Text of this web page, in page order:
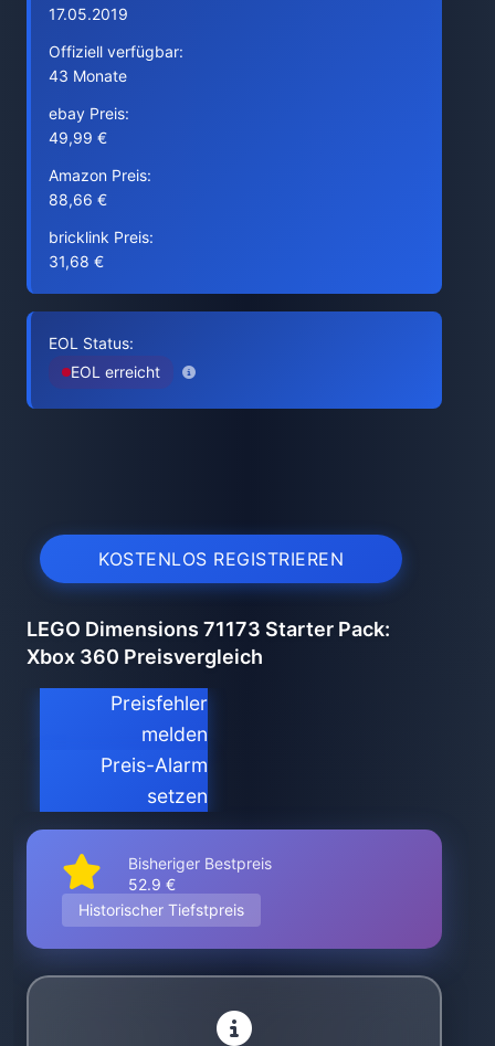
17.05.2019
Offiziell verfügbar:
43 Monate
ebay Preis:
49,99 €
Amazon Preis:
88,66 €
bricklink Preis:
31,68 €
EOL Status:
EOL erreicht
KOSTENLOS REGISTRIEREN
LEGO Dimensions 71173 Starter Pack:
Xbox 360 Preisvergleich
Preisfehler
melden
Preis-Alarm
setzen
Bisheriger Bestpreis
52.9 €
Historischer Tiefstpreis